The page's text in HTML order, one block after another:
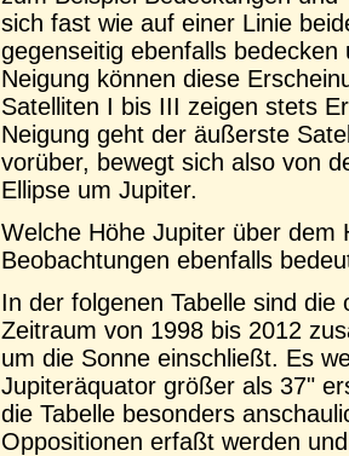
sich fast wie auf einer Linie
gegenseitig ebenfalls
Neigung können diese
Satelliten I bis III zeigen stets
Neigung geht der äußerste
vorüber, bewegt sich also von
Ellipse um Jupiter.
Welche Höhe Jupiter über dem
Beobachtungen ebenfalls
In der folgenen Tabelle sind
Zeitraum von 1998 bis 2012
um die Sonne einschließt. Es
Jupiteräquator größer als 37"
die Tabelle besonders
Oppositionen erfaßt werden